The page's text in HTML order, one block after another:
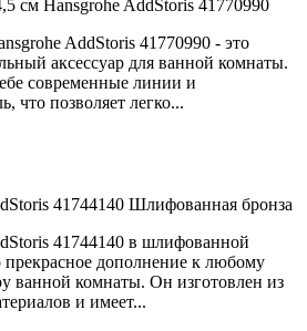
см Hansgrohe AddStoris 41770990
AddStoris 41770990 - это
аксессуар для ванной комнаты.
современные линии и
что позволяет легко...
41744140 Шлифованная бронза
41744140 в шлифованной
прекрасное дополнение к любому
ванной комнаты. Он изготовлен из
и имеет...